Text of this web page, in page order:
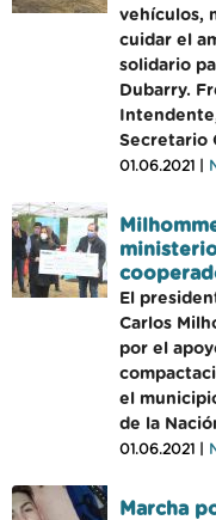
vehículos,
cuidar el
solidario
Dubarry.
Secretario
01.06.2021 |
El
Carlos
por el
el
de la
01.06.2021 |
Marcha